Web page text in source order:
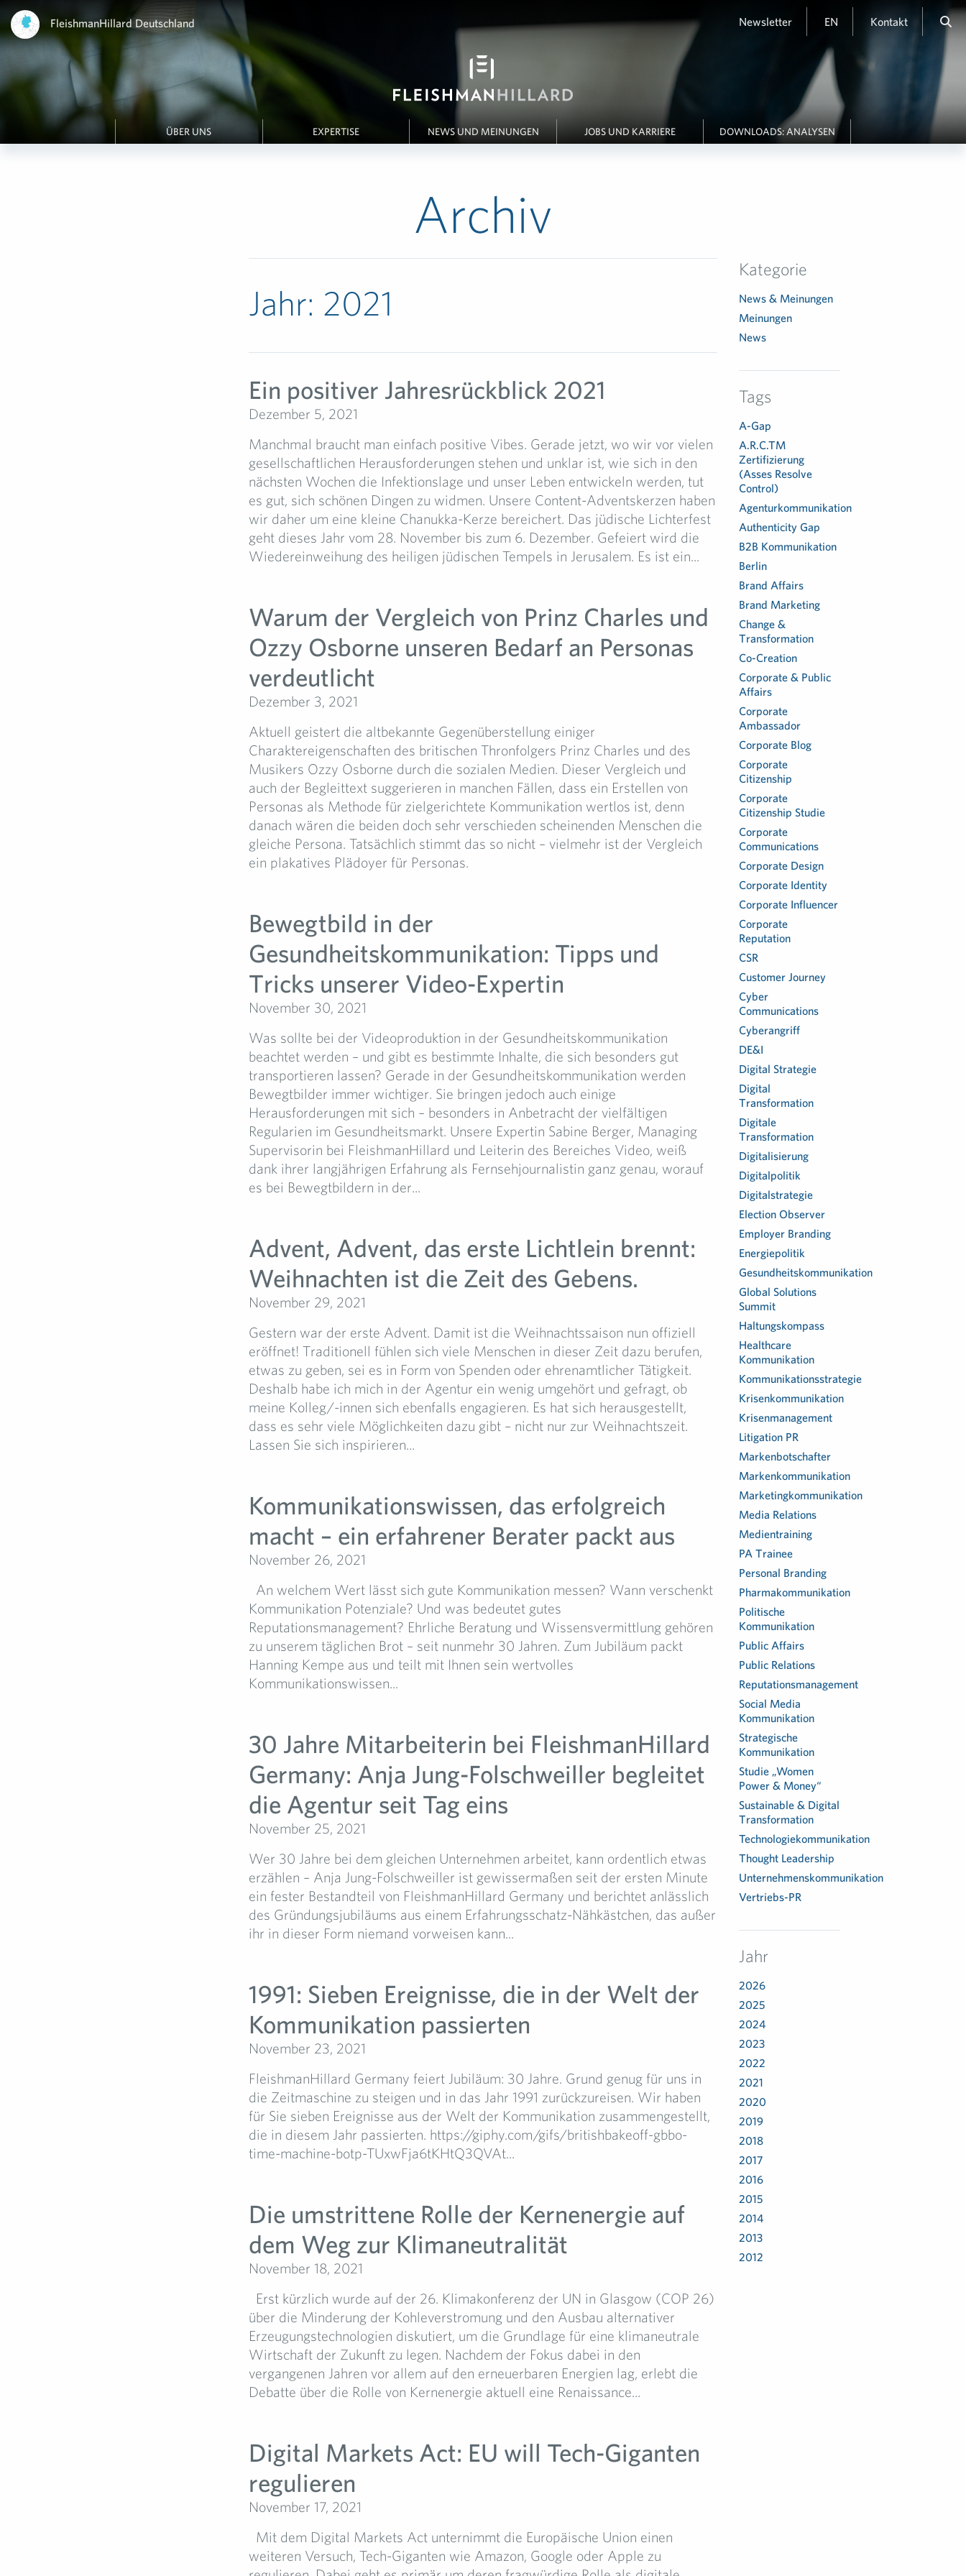
FleishmanHillard Deutschland Newsletter EN Kontakt
ÜBER UNS EXPERTISE NEWS UND MEINUNGEN JOBS UND KARRIERE DOWNLOADS: ANALYSEN
Archiv
Jahr: 2021
Ein positiver Jahresrückblick 2021
Dezember 5, 2021
Manchmal braucht man einfach positive Vibes. Gerade jetzt, wo wir vor vielen
gesellschaftlichen Herausforderungen stehen und unklar ist, wie sich in den
nächsten Wochen die Infektionslage und unser Leben entwickeln werden, tut
es gut, sich schönen Dingen zu widmen. Unsere Content-Adventskerzen haben
wir daher um eine kleine Chanukka-Kerze bereichert. Das jüdische Lichterfest
geht dieses Jahr vom 28. November bis zum 6. Dezember. Gefeiert wird die
Wiedereinweihung des heiligen jüdischen Tempels in Jerusalem. Es ist ein...
Warum der Vergleich von Prinz Charles und
Ozzy Osborne unseren Bedarf an Personas
verdeutlicht
Dezember 3, 2021
Aktuell geistert die altbekannte Gegenüberstellung einiger
Charaktereigenschaften des britischen Thronfolgers Prinz Charles und des
Musikers Ozzy Osborne durch die sozialen Medien. Dieser Vergleich und
auch der Begleittext suggerieren in manchen Fällen, dass ein Erstellen von
Personas als Methode für zielgerichtete Kommunikation wertlos ist, denn
danach wären die beiden doch sehr verschieden scheinenden Menschen die
gleiche Persona. Tatsächlich stimmt das so nicht – vielmehr ist der Vergleich
ein plakatives Plädoyer für Personas.
Bewegtbild in der
Gesundheitskommunikation: Tipps und
Tricks unserer Video-Expertin
November 30, 2021
Was sollte bei der Videoproduktion in der Gesundheitskommunikation
beachtet werden – und gibt es bestimmte Inhalte, die sich besonders gut
transportieren lassen? Gerade in der Gesundheitskommunikation werden
Bewegtbilder immer wichtiger. Sie bringen jedoch auch einige
Herausforderungen mit sich – besonders in Anbetracht der vielfältigen
Regularien im Gesundheitsmarkt. Unsere Expertin Sabine Berger, Managing
Supervisorin bei FleishmanHillard und Leiterin des Bereiches Video, weiß
dank ihrer langjährigen Erfahrung als Fernsehjournalistin ganz genau, worauf
es bei Bewegtbildern in der...
Advent, Advent, das erste Lichtlein brennt:
Weihnachten ist die Zeit des Gebens.
November 29, 2021
Gestern war der erste Advent. Damit ist die Weihnachtssaison nun offiziell
eröffnet! Traditionell fühlen sich viele Menschen in dieser Zeit dazu berufen,
etwas zu geben, sei es in Form von Spenden oder ehrenamtlicher Tätigkeit.
Deshalb habe ich mich in der Agentur ein wenig umgehört und gefragt, ob
meine Kolleg/-innen sich ebenfalls engagieren. Es hat sich herausgestellt,
dass es sehr viele Möglichkeiten dazu gibt – nicht nur zur Weihnachtszeit.
Lassen Sie sich inspirieren...
Kommunikationswissen, das erfolgreich
macht – ein erfahrener Berater packt aus
November 26, 2021
An welchem Wert lässt sich gute Kommunikation messen? Wann verschenkt
Kommunikation Potenziale? Und was bedeutet gutes
Reputationsmanagement? Ehrliche Beratung und Wissensvermittlung gehören
zu unserem täglichen Brot – seit nunmehr 30 Jahren. Zum Jubiläum packt
Hanning Kempe aus und teilt mit Ihnen sein wertvolles
Kommunikationswissen...
30 Jahre Mitarbeiterin bei FleishmanHillard
Germany: Anja Jung-Folschweiller begleitet
die Agentur seit Tag eins
November 25, 2021
Wer 30 Jahre bei dem gleichen Unternehmen arbeitet, kann ordentlich etwas
erzählen – Anja Jung-Folschweiller ist gewissermaßen seit der ersten Minute
ein fester Bestandteil von FleishmanHillard Germany und berichtet anlässlich
des Gründungsjubiläums aus einem Erfahrungsschatz-Nähkästchen, das außer
ihr in dieser Form niemand vorweisen kann...
1991: Sieben Ereignisse, die in der Welt der
Kommunikation passierten
November 23, 2021
FleishmanHillard Germany feiert Jubiläum: 30 Jahre. Grund genug für uns in
die Zeitmaschine zu steigen und in das Jahr 1991 zurückzureisen. Wir haben
für Sie sieben Ereignisse aus der Welt der Kommunikation zusammengestellt,
die in diesem Jahr passierten. https://giphy.com/gifs/britishbakeoff-gbbo-
time-machine-botp-TUxwFja6tKHtQ3QVAt...
Die umstrittene Rolle der Kernenergie auf
dem Weg zur Klimaneutralität
November 18, 2021
Erst kürzlich wurde auf der 26. Klimakonferenz der UN in Glasgow (COP 26)
über die Minderung der Kohleverstromung und den Ausbau alternativer
Erzeugungstechnologien diskutiert, um die Grundlage für eine klimaneutrale
Wirtschaft der Zukunft zu legen. Nachdem der Fokus dabei in den
vergangenen Jahren vor allem auf den erneuerbaren Energien lag, erlebt die
Debatte über die Rolle von Kernenergie aktuell eine Renaissance...
Digital Markets Act: EU will Tech-Giganten
regulieren
November 17, 2021
Mit dem Digital Markets Act unternimmt die Europäische Union einen
weiteren Versuch, Tech-Giganten wie Amazon, Google oder Apple zu
Kategorie
News & Meinungen
Meinungen
News
Tags
A-Gap
A.R.C.TM
Zertifizierung
(Asses Resolve
Control)
Agenturkommunikation
Authenticity Gap
B2B Kommunikation
Berlin
Brand Affairs
Brand Marketing
Change &
Transformation
Co-Creation
Corporate & Public
Affairs
Corporate
Ambassador
Corporate Blog
Corporate
Citizenship
Corporate
Citizenship Studie
Corporate
Communications
Corporate Design
Corporate Identity
Corporate Influencer
Corporate
Reputation
CSR
Customer Journey
Cyber
Communications
Cyberangriff
DE&I
Digital Strategie
Digital
Transformation
Digitale
Transformation
Digitalisierung
Digitalpolitik
Digitalstrategie
Election Observer
Employer Branding
Energiepolitik
Gesundheitskommunikation
Global Solutions
Summit
Haltungskompass
Healthcare
Kommunikation
Kommunikationsstrategie
Krisenkommunikation
Krisenmanagement
Litigation PR
Markenbotschafter
Markenkommunikation
Marketingkommunikation
Media Relations
Medientraining
PA Trainee
Personal Branding
Pharmakommunikation
Politische
Kommunikation
Public Affairs
Public Relations
Reputationsmanagement
Social Media
Kommunikation
Strategische
Kommunikation
Studie „Women
Power & Money“
Sustainable & Digital
Transformation
Technologiekommunikation
Thought Leadership
Unternehmenskommunikation
Vertriebs-PR
Jahr
2026
2025
2024
2023
2022
2021
2020
2019
2018
2017
2016
2015
2014
2013
2012